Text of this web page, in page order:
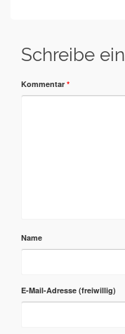
Schreibe
Kommentar *
Name
E-Mail-Adresse